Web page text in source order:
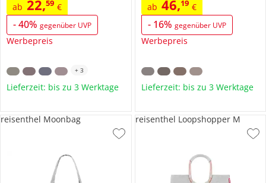
ab 22,59 €
-40% gegenüber UVP
Werbepreis
+ 3
Lieferzeit: bis zu 3 Werktage
ab 46,19 €
- 16% gegenüber UVP
Werbepreis
Lieferzeit: bis zu 3 Werktage
reisenthel Moonbag reisenthel Loopshopper M